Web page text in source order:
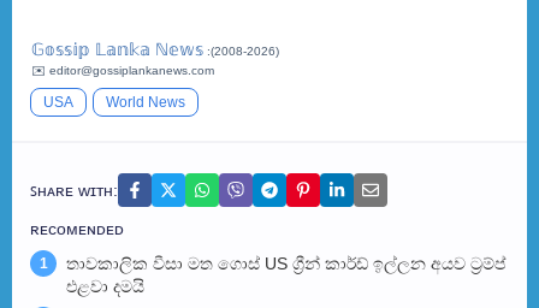
𝔾𝕠𝕤𝕤𝕚𝕡 𝕃𝕒𝕟𝕜𝕒 ℕ𝕖𝕨𝕤 :(2008-2026)
✉️ editor@gossiplankanews.com
USA World News
ꜱʜᴀʀᴇ ᴡɪᴛʜ:
ʀᴇᴄᴏᴍᴇɴᴅᴇᴅ
1
තාවකාලික වීසා මත ගොස් US ග්‍රීන් කාර්ඩ් ඉල්ලන අයව ට්‍රම්ප්
එළවා දමයි